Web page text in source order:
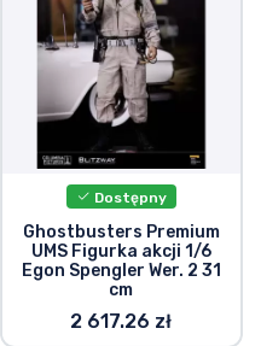
Dostępny
Ghostbusters Premium
UMS Figurka akcji 1/6
Egon Spengler Wer. 2 31
cm
2 617.26 zł